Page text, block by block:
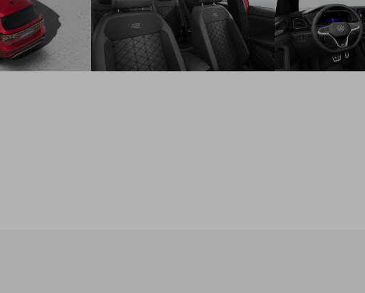
Elektricky ovládané a sklápateľné vonkajšie spätné zrkadlá,
vyhrievané, na vodičovej strane asferické
Adaptívny tempomat ACC (do 210 km/h) - automatické
udržiavanie vzdialenosti od vpredu idúceho vozidla